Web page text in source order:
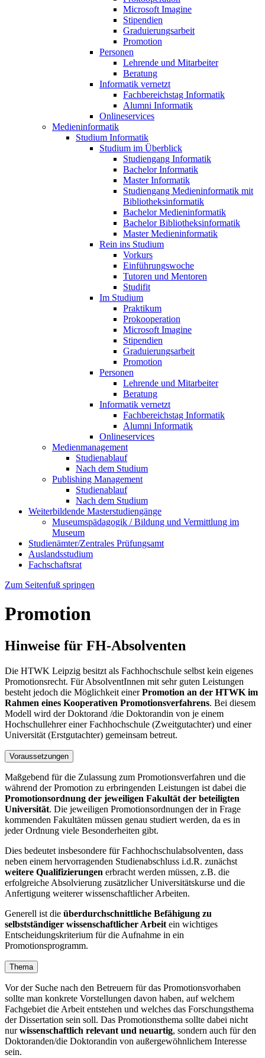
Microsoft Imagine
Stipendien
Graduierungsarbeit
Promotion
Personen
Lehrende und Mitarbeiter
Beratung
Informatik vernetzt
Fachbereichstag Informatik
Alumni Informatik
Onlineservices
Medieninformatik
Studium Informatik
Studium im Überblick
Studiengang Informatik
Bachelor Informatik
Master Informatik
Studiengang Medieninformatik mit
Bibliotheksinformatik
Bachelor Medieninformatik
Bachelor Bibliotheksinformatik
Master Medieninformatik
Rein ins Studium
Vorkurs
Einführungswoche
Tutoren und Mentoren
Studifit
Im Studium
Praktikum
Prokooperation
Microsoft Imagine
Stipendien
Graduierungsarbeit
Promotion
Personen
Lehrende und Mitarbeiter
Beratung
Informatik vernetzt
Fachbereichstag Informatik
Alumni Informatik
Onlineservices
Medienmanagement
Studienablauf
Nach dem Studium
Publishing Management
Studienablauf
Nach dem Studium
Weiterbildende Masterstudiengänge
Museumspädagogik / Bildung und Vermittlung im
Museum
Studienämter/Zentrales Prüfungsamt
Auslandsstudium
Fachschaftsrat
Zum Seitenfuß springen
Promotion
Hinweise für FH-Absolventen
Die HTWK Leipzig besitzt als Fachhochschule selbst kein eigenes
Promotionsrecht. Für AbsolventInnen mit sehr guten Leistungen
besteht jedoch die Möglichkeit einerPromotion an der HTWK im
Rahmen eines Kooperativen Promotionsverfahrens. Bei diesem
Modell wird der Doktorand /die Doktorandin von je einem
Hochschullehrer einer Fachhochschule (Zweitgutachter) und einer
Universität (Erstgutachter) gemeinsam betreut.
Voraussetzungen
Maßgebend für die Zulassung zum Promotionsverfahren und die
während der Promotion zu erbringenden Leistungen ist dabei die
Promotionsordnung der jeweiligen Fakultät der beteiligten
Universität. Die jeweiligen Promotionsordnungen der in Frage
kommenden Fakultäten müssen genau studiert werden, da es in
jeder Ordnung viele Besonderheiten gibt.
Dies bedeutet insbesondere für Fachhochschulabsolventen, dass
neben einem hervorragenden Studienabschluss i.d.R. zunächst
weitere Qualifizierungen erbracht werden müssen, z.B. die
erfolgreiche Absolvierung zusätzlicher Universitätskurse und die
Anfertigung weiterer wissenschaftlicher Arbeiten.
Generell ist die überdurchschnittliche Befähigung zu
selbstständiger wissenschaftlicher Arbeit ein wichtiges
Entscheidungskriterium für die Aufnahme in ein
Promotionsprogramm.
Thema
Vor der Suche nach den Betreuern für das Promotionsvorhaben
sollte man konkrete Vorstellungen davon haben, auf welchem
Fachgebiet die Arbeit entstehen und welches das Forschungsthema
der Dissertation sein soll. Das Promotionsthema sollte dabei nicht
nurwissenschaftlich relevant und neuartig, sondern auch für den
Doktoranden/die Doktorandin von außergewöhnlichem Interesse
sein.